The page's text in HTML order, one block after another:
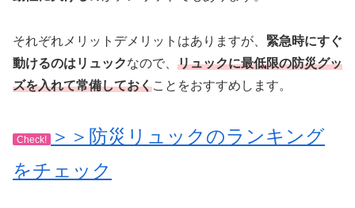
それぞれメリットデメリットはありますが、 緊急時にすぐ
動けるのはリュックなので、 リュックに最低限の防災グッ
ズを入れて常備しておくことをおすすめします。
Check!
＞＞防災リュックのランキング
をチェック